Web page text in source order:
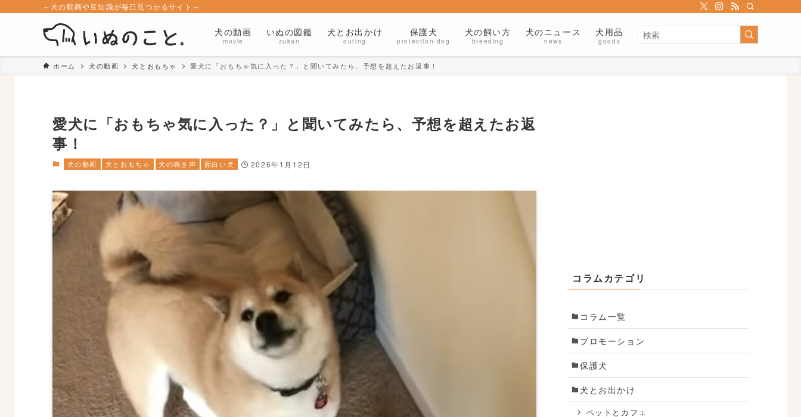
～犬の動画や豆知識が毎日見つかるサイト～
犬の動画
movie
いぬの図鑑
zukan
犬とお出かけ
outing
保護犬
protection-dog
犬の飼い方
breeding
犬のニュース
news
犬用品
goods
ホーム 犬の動画 犬とおもちゃ 愛犬に「おもちゃ気に入った？」と聞いてみたら、予想を超えたお返事！
愛犬に「おもちゃ気に入った？」と聞いてみたら、予想を超えたお返
事！
犬の動画 犬とおもちゃ 犬の鳴き声 面白い犬 2026年1月12日
コラムカテゴリ
コラム一覧
プロモーション
保護犬
犬とお出かけ
ペットとカフェ